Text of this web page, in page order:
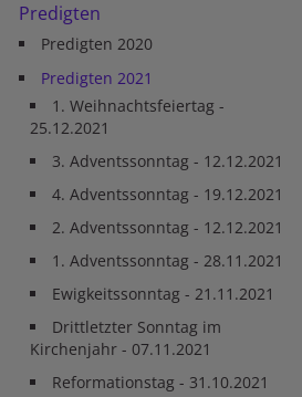
Predigten
Predigten 2020
Predigten 2021
1. Weihnachtsfeiertag -
25.12.2021
3. Adventssonntag - 12.12.2021
4. Adventssonntag - 19.12.2021
2. Adventssonntag - 12.12.2021
1. Adventssonntag - 28.11.2021
Ewigkeitssonntag - 21.11.2021
Drittletzter Sonntag im
Kirchenjahr - 07.11.2021
Reformationstag - 31.10.2021